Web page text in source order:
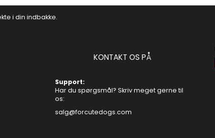
i din indbakke.
KONTAKT OS PÅ
Support:
Har du spørgsmål? Skriv meget gerne til
os:
salg@forcutedogs.com